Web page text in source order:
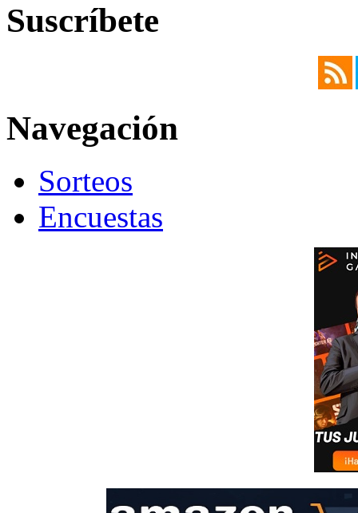
Suscríbete
Navegación
Sorteos
Encuestas